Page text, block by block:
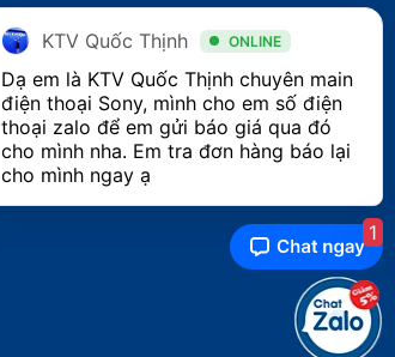
KTV Quốc Thịnh ONLINE
Dạ em là KTV Quốc Thịnh chuyên main
điện thoại Sony, mình cho em số điện
thoại zalo để em gửi báo giá qua đó
cho mình nha. Em tra đơn hàng báo lại
cho mình ngay ạ
1